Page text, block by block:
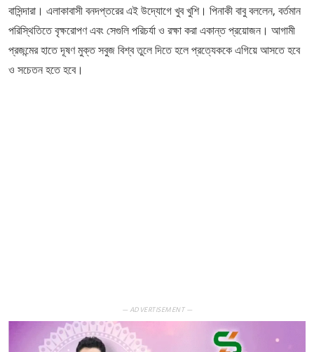
বাসিন্দারা। এলাকাবাসী বনদপ্তরের এই উদ্যোগে খুব খুশি। পিনাকী বাবু বললেন, বর্তমান
পরিস্থিতিতে বৃক্ষরোপণ এবং সেগুলি পরিচর্যা ও রক্ষা করা একান্ত প্রয়োজন। আগামী
প্রজন্মের হাতে দূষণ মুক্ত সবুজ বিশ্ব তুলে দিতে হলে প্রত্যেককে এগিয়ে আসতে হবে
ও সচেতন হতে হবে।
— ADVERTISEMENT —